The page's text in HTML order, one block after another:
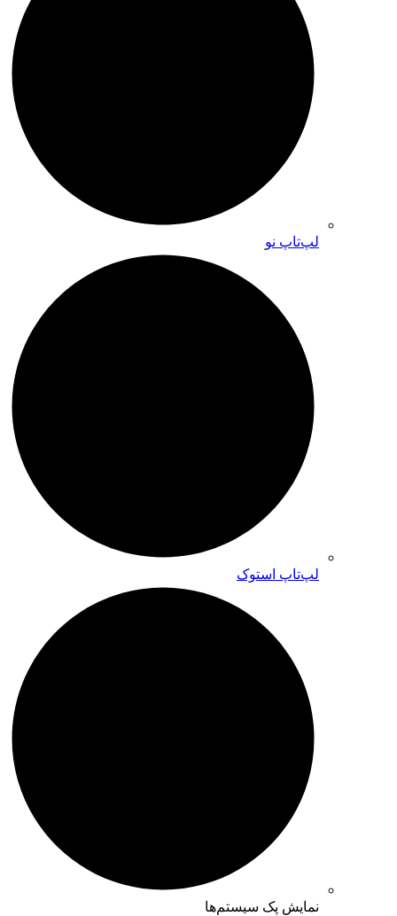
لپ‌تاپ نو
لپ‌تاپ استوک
نمایش پک سیستم‌ها